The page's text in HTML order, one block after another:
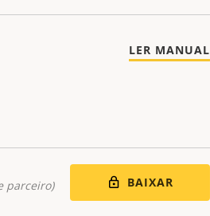
LER MANUAL
parceiro) BAIXAR